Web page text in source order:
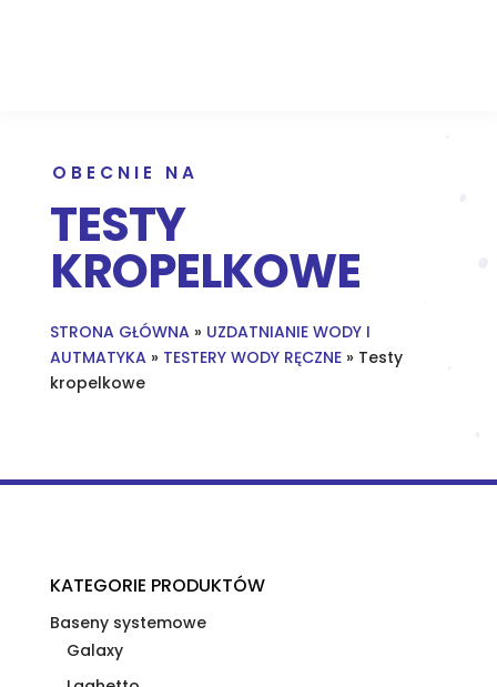
OBECNIE NA
TESTY
KROPELKOWE
STRONA GŁÓWNA» UZDATNIANIE WODY I
AUTMATYKA» TESTERY WODY RĘCZNE» Testy
kropelkowe
KATEGORIE PRODUKTÓW
Baseny systemowe
Galaxy